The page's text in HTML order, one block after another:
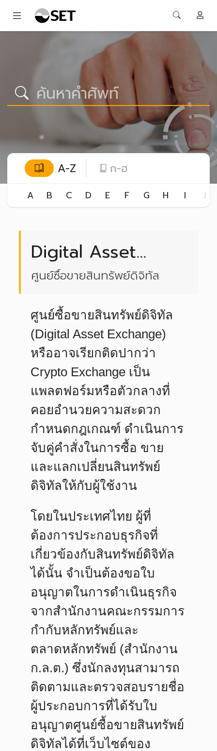
A-Z ก-ฮ
A B C D E F G H I J
Digital Asset
Exchange
​ศูนย์ซื้อขายสินทรัพย์ดิจิทัล
ศูนย์ซื้อขายสินทรัพย์ดิจิทัล
(Digital Asset Exchange)
หรืออาจเรียกติดปากว่า
Crypto Exchange เป็น
แพลตฟอร์มหรือตัวกลางที่
คอยอำนวยความสะดวก
กำหนดกฎเกณฑ์ ดำเนินการ
จับคู่คำสั่งในการซื้อ ขาย
และแลกเปลี่ยนสินทรัพย์
ดิจิทัลให้กับผู้ใช้งาน
โดยในประเทศไทย ผู้ที่
ต้องการประกอบธุรกิจที่
เกี่ยวข้องกับสินทรัพย์ดิจิทัล
ได้นั้น จำเป็นต้องขอใบ
อนุญาตในการดำเนินธุรกิจ
จากสำนักงานคณะกรรมการ
กำกับหลักทรัพย์และ
ตลาดหลักทรัพย์ (สำนักงาน
ก.ล.ต.) ซึ่งนักลงทุนสามารถ
ติดตามและตรวจสอบรายชื่อ
ผู้ประกอบการที่ได้รับใบ
อนุญาตศูนย์ซื้อขายสินทรัพย์
ดิจิทัลได้ที่เว็บไซต์ของ